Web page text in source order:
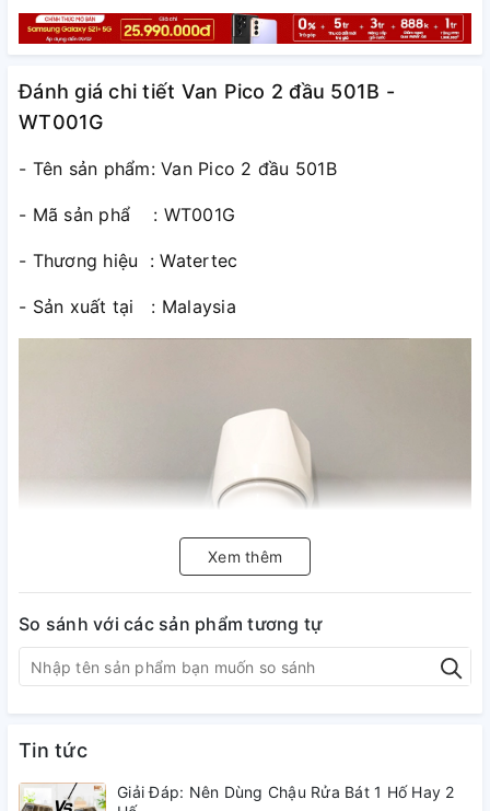
Đánh giá chi tiết Van Pico 2 đầu 501B -
WT001G
- Tên sản phẩm: Van Pico 2 đầu 501B
- Mã sản phẩ : WT001G
- Thương hiệu : Watertec
- Sản xuất tại : Malaysia
Xem thêm
So sánh với các sản phẩm tương tự
Tin tức
Giải Đáp: Nên Dùng Chậu Rửa Bát 1 Hố Hay 2